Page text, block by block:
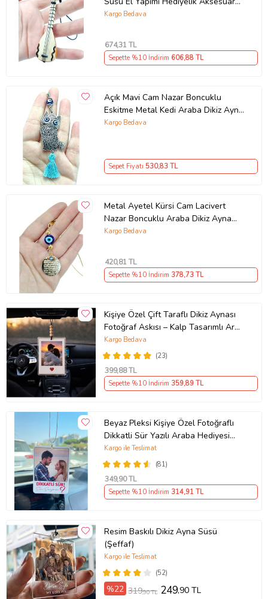
10 Cm, Minyatür Saz
Kargo Bedava
674,31 TL
Sepette %10 İndirim 606,88 TL
Açık Mavi Cam Nazar Boncuklu
Eskitme Metal Kedi Araba Dikiz Ayna
Süsü Hediyelik Aksesuar/ Püsküllü
Kargo Bedava
Sepet Fiyatı 530,83 TL
Metal Ayetel Kürsi Cam Lacivert
Nazar Boncuklu Araba Dikiz Ayna
Süsü Gold Renkli
Kargo Bedava
420,81 TL
Sepette %10 İndirim 378,73 TL
Kişiye Özel Çift Taraflı Dikiz Aynası
Fotoğraf Askısı – Kalp Tasarımlı Araç
Süsü
(23)
Kargo Bedava
399,88 TL
Sepette %10 İndirim 359,89 TL
Beyaz Pleksi Kişiye Özel Fotoğraflı
Dikkatli Sür Yazılı Araba Hediyesi
Araba Süsü Dikiz Aynası Süsü
(81)
Kargo ile Teslimat
349,90 TL
Sepette %10 İndirim 314,91 TL
Resim Baskılı Dikiz Ayna Süsü
(Şeffaf)
(52)
Kargo ile Teslimat
%22 319,90 TL 249,90 TL